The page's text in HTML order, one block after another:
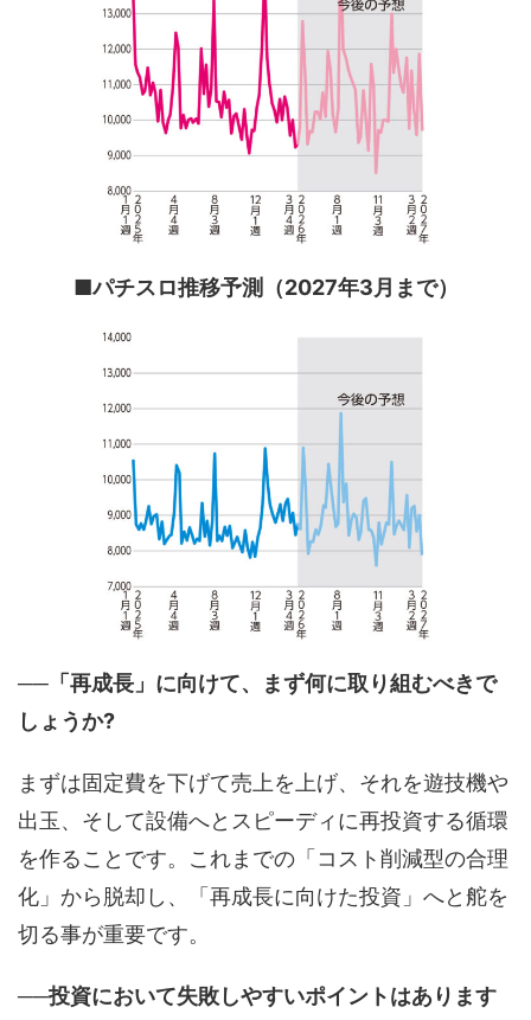
■パチスロ推移予測（2027年3月まで）
──「再成長」に向けて、まず何に取り組むべきで
しょうか?
まずは固定費を下げて売上を上げ、それを遊技機や
出玉、そして設備へとスピーディに再投資する循環
を作ることです。これまでの「コスト削減型の合理
化」から脱却し、「再成長に向けた投資」へと舵を
切る事が重要です。
──投資において失敗しやすいポイントはあります